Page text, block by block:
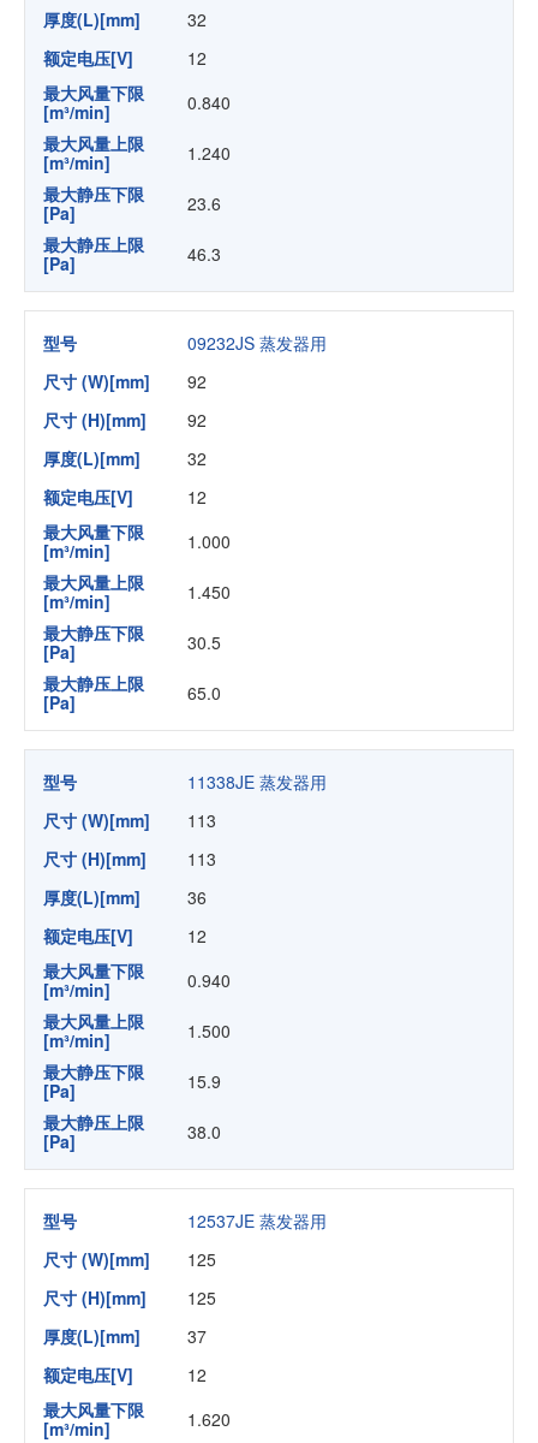
厚度(L)[mm]
32
额定电压[V]
12
最大风量下限
[m³/min]
0.840
最大风量上限
[m³/min]
1.240
最大静压下限
[Pa]
23.6
最大静压上限
[Pa]
46.3
型号
09232JS 蒸发器用
尺寸 (W)[mm]
92
尺寸 (H)[mm]
92
厚度(L)[mm]
32
额定电压[V]
12
最大风量下限
[m³/min]
1.000
最大风量上限
[m³/min]
1.450
最大静压下限
[Pa]
30.5
最大静压上限
[Pa]
65.0
型号
11338JE 蒸发器用
尺寸 (W)[mm]
113
尺寸 (H)[mm]
113
厚度(L)[mm]
36
额定电压[V]
12
最大风量下限
[m³/min]
0.940
最大风量上限
[m³/min]
1.500
最大静压下限
[Pa]
15.9
最大静压上限
[Pa]
38.0
型号
12537JE 蒸发器用
尺寸 (W)[mm]
125
尺寸 (H)[mm]
125
厚度(L)[mm]
37
额定电压[V]
12
最大风量下限
[m³/min]
1.620